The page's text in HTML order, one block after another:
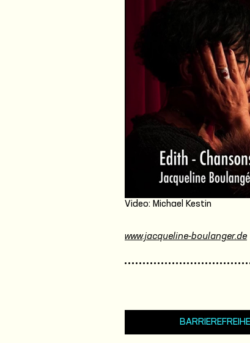
Video: Michael Kestin
www.jacqueline-boulanger.de